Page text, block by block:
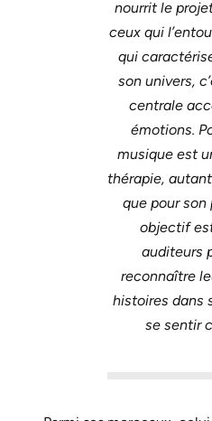
nourrit le
ceux qui
qui
son univers,
centrale
émotions.
musique est
thérapie,
que pour son
objectif
auditeurs
reconnaître
histoires dans
se sentir